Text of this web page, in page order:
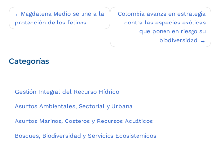
Navegación
de
Magdalena Medio se une a la
protección de los felinos
Colombia avanza en estrategia
contra las especies exóticas
que ponen en riesgo su
biodiversidad
Categorías
Gestión Integral del Recurso Hídrico
Asuntos Ambientales, Sectorial y Urbana
Asuntos Marinos, Costeros y Recursos Acuáticos
Bosques, Biodiversidad y Servicios Ecosistémicos